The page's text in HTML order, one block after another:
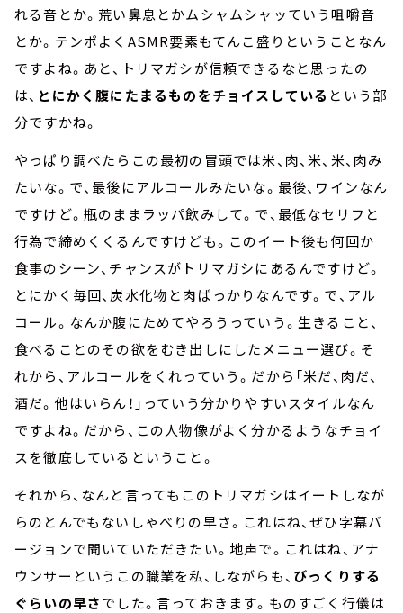
れる音とか。荒い鼻息とかムシャムシャッていう咀嚼音
とか。テンポよくASMR要素もてんこ盛りということなん
ですよね。あと、トリマガシが信頼できるなと思ったの
は、 とにかく腹にたまるものをチョイスしている という部
分ですかね。
やっぱり調べたらこの最初の冒頭では米、肉、米、米、肉み
たいな。で、最後にアルコールみたいな。最後、ワインなん
ですけど。瓶のままラッパ飲みして。で、最低なセリフと
行為で締めくくるんですけども。このイート後も何回か
食事のシーン、チャンスがトリマガシにあるんですけど。
とにかく毎回、炭水化物と肉ばっかりなんです。で、アル
コール。なんか腹にためてやろうっていう。生きること、
食べることのその欲をむき出しにしたメニュー選び。そ
れから、アルコールをくれっていう。だから「米だ、肉だ、
酒だ。他はいらん！」っていう分かりやすいスタイルなん
ですよね。だから、この人物像がよく分かるようなチョイ
スを徹底しているということ。
それから、なんと言ってもこのトリマガシはイートしなが
らのとんでもないしゃべりの早さ。これはね、ぜひ字幕バ
ージョンで聞いていただきたい。地声で。これはね、アナ
ウンサーというこの職業を私、しながらも、 びっくりする
ぐらいの早さでした。言っておきます。ものすごく行儀は